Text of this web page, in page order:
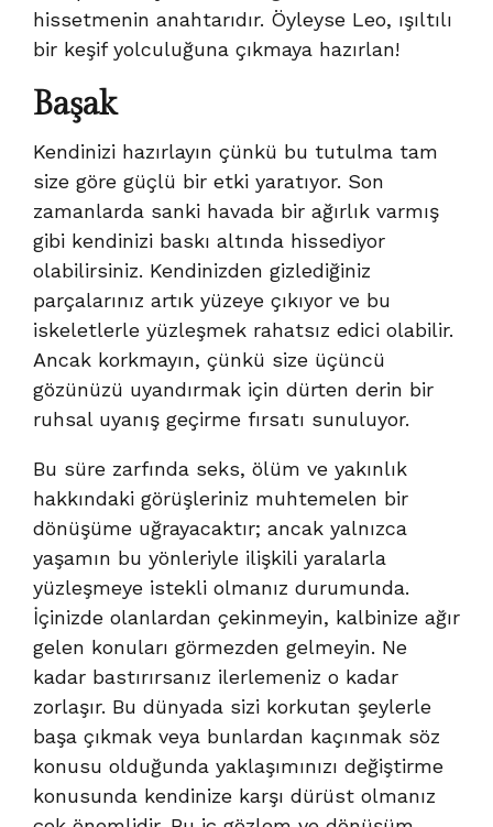
hissetmenin anahtarıdır. Öyleyse Leo, ışıltılı
bir keşif yolculuğuna çıkmaya hazırlan!
Başak
Kendinizi hazırlayın çünkü bu tutulma tam
size göre güçlü bir etki yaratıyor. Son
zamanlarda sanki havada bir ağırlık varmış
gibi kendinizi baskı altında hissediyor
olabilirsiniz. Kendinizden gizlediğiniz
parçalarınız artık yüzeye çıkıyor ve bu
iskeletlerle yüzleşmek rahatsız edici olabilir.
Ancak korkmayın, çünkü size üçüncü
gözünüzü uyandırmak için dürten derin bir
ruhsal uyanış geçirme fırsatı sunuluyor.
Bu süre zarfında seks, ölüm ve yakınlık
hakkındaki görüşleriniz muhtemelen bir
dönüşüme uğrayacaktır; ancak yalnızca
yaşamın bu yönleriyle ilişkili yaralarla
yüzleşmeye istekli olmanız durumunda.
İçinizde olanlardan çekinmeyin, kalbinize ağır
gelen konuları görmezden gelmeyin. Ne
kadar bastırırsanız ilerlemeniz o kadar
zorlaşır. Bu dünyada sizi korkutan şeylerle
başa çıkmak veya bunlardan kaçınmak söz
konusu olduğunda yaklaşımınızı değiştirme
konusunda kendinize karşı dürüst olmanız